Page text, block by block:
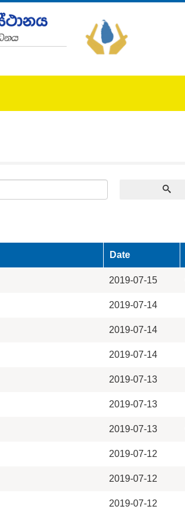
Date
2019-07-15
2019-07-14
2019-07-14
2019-07-14
2019-07-13
2019-07-13
2019-07-13
2019-07-12
2019-07-12
2019-07-12